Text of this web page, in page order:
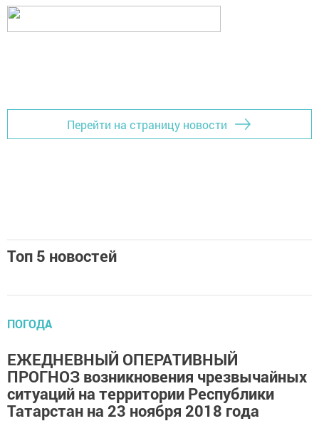
Перейти на страницу новости
Топ 5 новостей
ПОГОДА
ЕЖЕДНЕВНЫЙ ОПЕРАТИВНЫЙ
ПРОГНОЗ возникновения чрезвычайных
ситуаций на территории Республики
Татарстан на 23 ноября 2018 года